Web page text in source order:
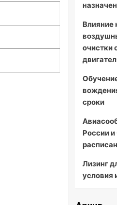
Влияние
очистки
сроки
России
Лизинг
условия